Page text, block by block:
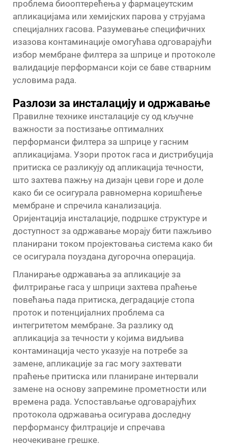
проблема биооптерећења у фармацеутским
апликацијама или хемијских парова у струјама
специјалних гасова. Разумевање специфичних
изазова контаминације омогућава одговарајући
избор мембране филтера за шприце и протоколе
валидације перформанси који се баве стварним
условима рада.
Разлози за инсталацију и одржавање
Правилне технике инсталације су од кључне
важности за постизање оптималних
перформанси филтера за шприце у гасним
апликацијама. Узори проток гаса и дистрибуција
притиска се разликују од апликација течности,
што захтева пажњу на дизајн цеви горе и доле
како би се осигурала равномерна коришћење
мембране и спречила канализација.
Оријентација инсталације, подршке структуре и
доступност за одржавање морају бити пажљиво
планирани током пројектовања система како би
се осигурала поуздана дугорочна операција.
Планирање одржавања за апликације за
филтрирање гаса у шприци захтева праћење
повећања пада притиска, деградације стопа
проток и потенцијалних проблема са
интегритетом мембране. За разлику од
апликација за течности у којима видљива
контаминација често указује на потребе за
замене, апликације за гас могу захтевати
праћење притиска или планиране интервали
замене на основу запремине прометности или
времена рада. Успостављање одговарајућих
протокола одржавања осигурава доследну
перформансу филтрације и спречава
неочекиване грешке.